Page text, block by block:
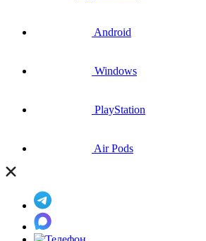
Android
Windows
PlayStation
Air Pods